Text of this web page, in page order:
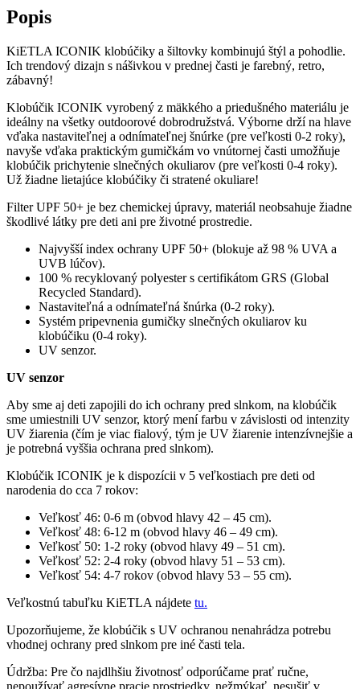
Popis
KiETLA ICONIK klobúčiky a šiltovky kombinujú štýl a pohodlie.
Ich trendový dizajn s nášivkou v prednej časti je farebný, retro,
zábavný!
Klobúčik ICONIK vyrobený z mäkkého a priedušného materiálu je
ideálny na všetky outdoorové dobrodružstvá. Výborne drží na hlave
vďaka nastaviteľnej a odnímateľnej šnúrke (pre veľkosti 0-2 roky),
navyše vďaka praktickým gumičkám vo vnútornej časti umožňuje
klobúčik prichytenie slnečných okuliarov (pre veľkosti 0-4 roky).
Už žiadne lietajúce klobúčiky či stratené okuliare!
Filter UPF 50+ je bez chemickej úpravy, materiál neobsahuje žiadne
škodlivé látky pre deti ani pre životné prostredie.
Najvyšší index ochrany UPF 50+ (blokuje až 98 % UVA a
UVB lúčov).
100 % recyklovaný polyester s certifikátom GRS (Global
Recycled Standard).
Nastaviteľná a odnímateľná šnúrka (0-2 roky).
Systém pripevnenia gumičky slnečných okuliarov ku
klobúčiku (0-4 roky).
UV senzor.
UV senzor
Aby sme aj deti zapojili do ich ochrany pred slnkom, na klobúčik
sme umiestnili UV senzor, ktorý mení farbu v závislosti od intenzity
UV žiarenia (čím je viac fialový, tým je UV žiarenie intenzívnejšie a
je potrebná vyššia ochrana pred slnkom).
Klobúčik ICONIK je k dispozícii v 5 veľkostiach pre deti od
narodenia do cca 7 rokov:
Veľkosť 46: 0-6 m (obvod hlavy 42 – 45 cm).
Veľkosť 48: 6-12 m (obvod hlavy 46 – 49 cm).
Veľkosť 50: 1-2 roky (obvod hlavy 49 – 51 cm).
Veľkosť 52: 2-4 roky (obvod hlavy 51 – 53 cm).
Veľkosť 54: 4-7 rokov (obvod hlavy 53 – 55 cm).
Veľkostnú tabuľku KiETLA nájdete tu.
Upozorňujeme, že klobúčik s UV ochranou nenahrádza potrebu
vhodnej ochrany pred slnkom pre iné časti tela.
Údržba: Pre čo najdlhšiu životnosť odporúčame prať ručne,
nepoužívať agresívne pracie prostriedky, nežmýkať, nesušiť v